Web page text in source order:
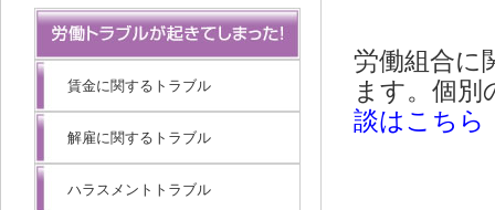
賃金に関するトラブル
解雇に関するトラブル
ハラスメントトラブル
労働組合に
ます。個別
談はこちら